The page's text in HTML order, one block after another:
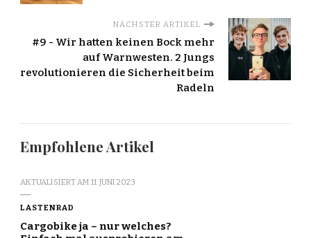
NÄCHSTER ARTIKEL
#9 - Wir hatten keinen Bock mehr
auf Warnwesten. 2 Jungs
revolutionieren die Sicherheit beim
Radeln
Empfohlene Artikel
AKTUALISIERT AM 11. JUNI 2023
LASTENRAD
Cargobike ja – nur welches?